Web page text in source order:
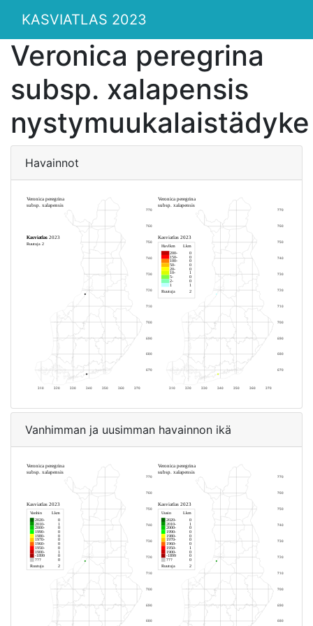
KASVIATLAS 2023
Veronica peregrina
subsp. xalapensis
nystymuukalaistädyke
Havainnot
Vanhimman ja uusimman havainnon ikä